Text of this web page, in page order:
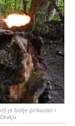
je bolje prikazan i